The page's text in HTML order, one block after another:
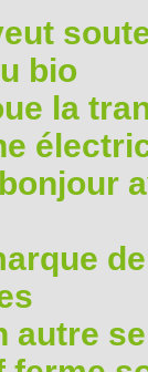
bio
la
autre